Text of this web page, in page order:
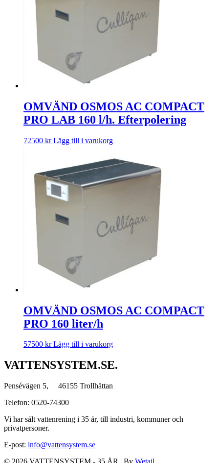
OMVÄND OSMOS AC COMPACT
PRO LAB 160 l/h. Efterpolering
72500 kr Lägg till i varukorg
OMVÄND OSMOS AC COMPACT
PRO 160 liter/h
57500 kr Lägg till i varukorg
VATTENSYSTEM.SE.
Pensévägen 5, 46155 Trollhättan
Telefon: 0520-74300
Vi har sålt vattenrening i 35 år, till industri, kommuner och
privatpersoner.
E-post: info@vattensystem.se